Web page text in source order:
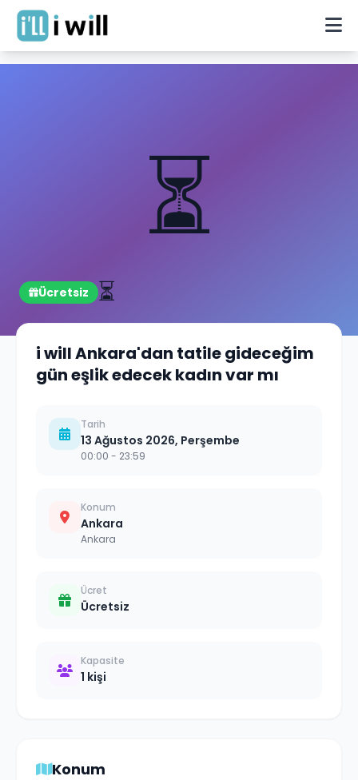
⏳
Ücretsiz ⏳
i will Ankara'dan tatile gideceğim
gün eşlik edecek kadın var mı
Tarih
13 Ağustos 2026, Perşembe
00:00 - 23:59
Konum
Ankara
Ankara
Ücret
Ücretsiz
Kapasite
1 kişi
Konum